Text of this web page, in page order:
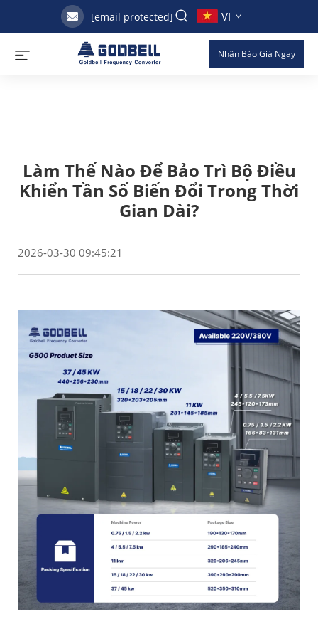
[email protected] VI
Nhận Báo Giá Ngay
Làm Thế Nào Để Bảo Trì Bộ Điều
Khiển Tần Số Biến Đổi Trong Thời
Gian Dài?
2026-03-30 09:45:21